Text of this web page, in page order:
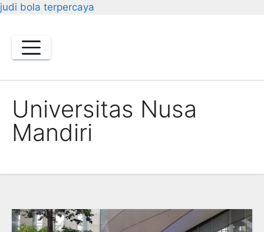
judi bola terpercaya
content
Universitas Nusa
Mandiri